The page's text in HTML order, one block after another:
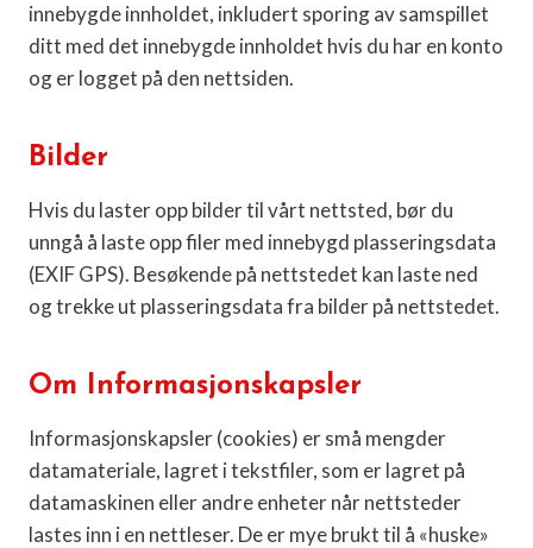
innebygde innholdet, inkludert sporing av samspillet
ditt med det innebygde innholdet hvis du har en konto
og er logget på den nettsiden.
Bilder
Hvis du laster opp bilder til vårt nettsted, bør du
unngå å laste opp filer med innebygd plasseringsdata
(EXIF GPS). Besøkende på nettstedet kan laste ned
og trekke ut plasseringsdata fra bilder på nettstedet.
Om Informasjonskapsler
Informasjonskapsler (cookies) er små mengder
datamateriale, lagret i tekstfiler, som er lagret på
datamaskinen eller andre enheter når nettsteder
lastes inn i en nettleser. De er mye brukt til å «huske»